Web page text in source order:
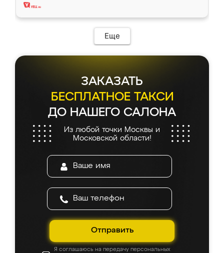
Еще
ЗАКАЗАТЬ
БЕСПЛАТНОЕ ТАКСИ
ДО НАШЕГО САЛОНА
Из любой точки Москвы и
Московской области!
Отправить
Я соглашаюсь на передачу персональных